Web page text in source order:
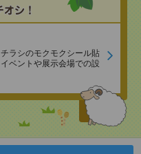
ラシのモクモクシール貼
ベントや展示会場での設